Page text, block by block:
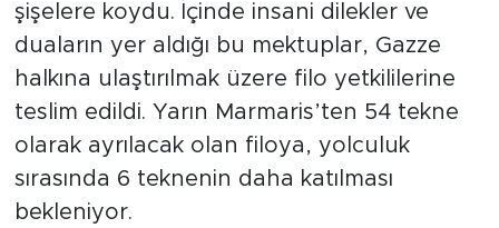
şişelere koydu. İçinde insani dilekler ve
duaların yer aldığı bu mektuplar, Gazze
halkına ulaştırılmak üzere filo yetkililerine
teslim edildi. Yarın Marmaris’ten 54 tekne
olarak ayrılacak olan filoya, yolculuk
sırasında 6 teknenin daha katılması
bekleniyor.